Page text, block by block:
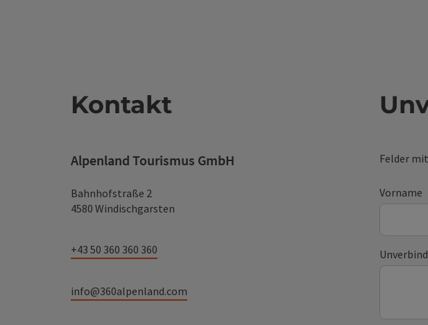
Kontakt
Alpenland Tourismus GmbH
Bahnhofstraße 2
4580 Windischgarsten
+43 50 360 360 360
info@360alpenland.com
Felder mit
Vorname